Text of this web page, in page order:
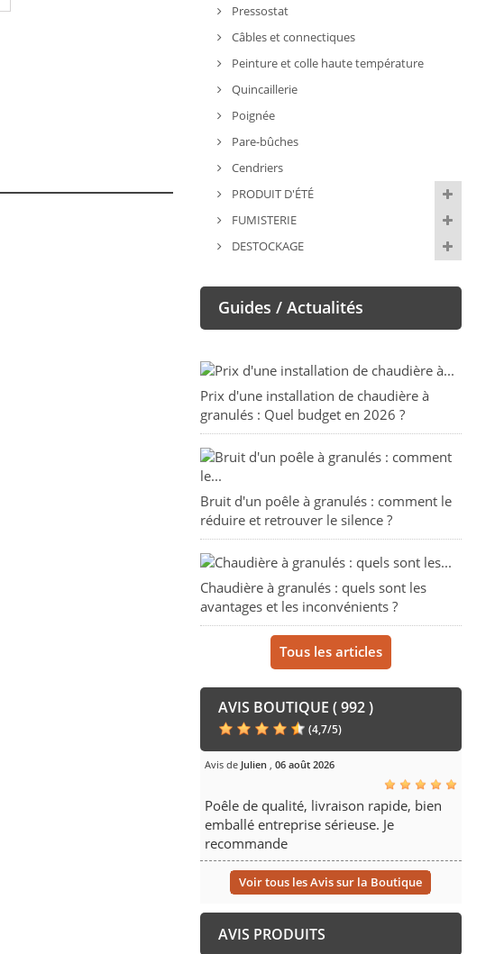
Pressostat
Câbles et connectiques
Peinture et colle haute température
Quincaillerie
Poignée
Pare-bûches
Cendriers
PRODUIT D'ÉTÉ
FUMISTERIE
DESTOCKAGE
Guides / Actualités
Prix d'une installation de chaudière à
granulés : Quel budget en 2026 ?
Bruit d'un poêle à granulés : comment le
réduire et retrouver le silence ?
Chaudière à granulés : quels sont les
avantages et les inconvénients ?
Tous les articles
AVIS BOUTIQUE ( 992 )
(4,7/5)
Avis de Julien, 06 août 2026
Poêle de qualité, livraison rapide, bien
emballé entreprise sérieuse. Je
recommande
Voir tous les Avis sur la Boutique
AVIS PRODUITS